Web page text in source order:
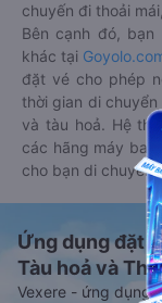
chuyến đi thoải
Bên cạnh đó,
khác tại
đặt vé cho phép
thời gian di
và tàu hoả. Hệ
các hãng máy
cho bạn di chuyển.
Ứng dụng đặt
Tàu hoả và
Vexere - ứng dụng